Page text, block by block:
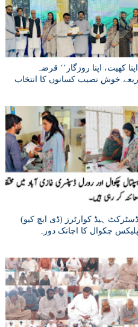
کھیت، اپنا روزگار‘‘ قرضہ
خوش نصیب کسانوں کا انتخاب
ہیڈ کوارٹرز (ڈی ایچ کیو)
چکوال کا اچانک دورہ